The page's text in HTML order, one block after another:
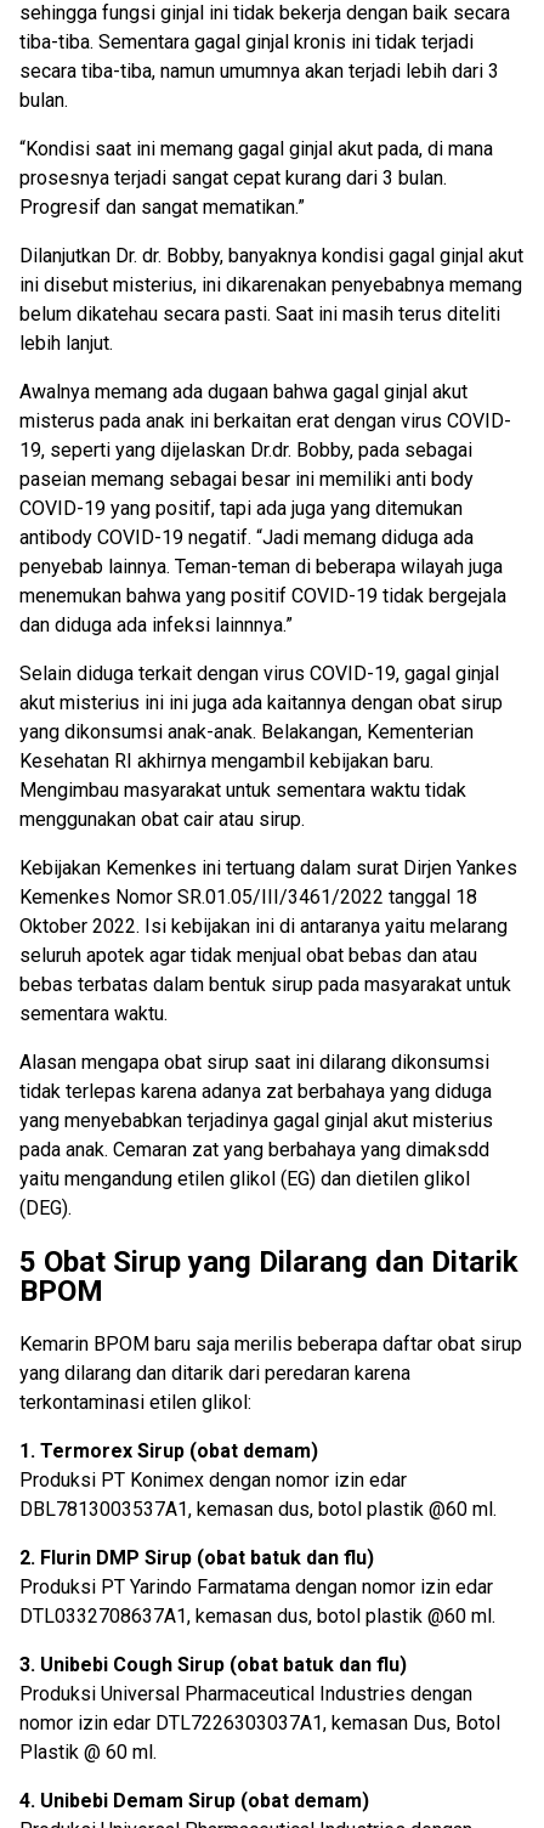
sehingga fungsi ginjal ini tidak bekerja dengan baik secara
tiba-tiba. Sementara gagal ginjal kronis ini tidak terjadi
secara tiba-tiba, namun umumnya akan terjadi lebih dari 3
bulan.
“Kondisi saat ini memang gagal ginjal akut pada, di mana
prosesnya terjadi sangat cepat kurang dari 3 bulan.
Progresif dan sangat mematikan.”
Dilanjutkan Dr. dr. Bobby, banyaknya kondisi gagal ginjal akut
ini disebut misterius, ini dikarenakan penyebabnya memang
belum dikatehau secara pasti. Saat ini masih terus diteliti
lebih lanjut.
Awalnya memang ada dugaan bahwa gagal ginjal akut
misterus pada anak ini berkaitan erat dengan virus COVID-
19, seperti yang dijelaskan Dr.dr. Bobby, pada sebagai
paseian memang sebagai besar ini memiliki anti body
COVID-19 yang positif, tapi ada juga yang ditemukan
antibody COVID-19 negatif. “Jadi memang diduga ada
penyebab lainnya. Teman-teman di beberapa wilayah juga
menemukan bahwa yang positif COVID-19 tidak bergejala
dan diduga ada infeksi lainnnya.”
Selain diduga terkait dengan virus COVID-19, gagal ginjal
akut misterius ini ini juga ada kaitannya dengan obat sirup
yang dikonsumsi anak-anak. Belakangan, Kementerian
Kesehatan RI akhirnya mengambil kebijakan baru.
Mengimbau masyarakat untuk sementara waktu tidak
menggunakan obat cair atau sirup.
Kebijakan Kemenkes ini tertuang dalam surat Dirjen Yankes
Kemenkes Nomor SR.01.05/III/3461/2022 tanggal 18
Oktober 2022. Isi kebijakan ini di antaranya yaitu melarang
seluruh apotek agar tidak menjual obat bebas dan atau
bebas terbatas dalam bentuk sirup pada masyarakat untuk
sementara waktu.
Alasan mengapa obat sirup saat ini dilarang dikonsumsi
tidak terlepas karena adanya zat berbahaya yang diduga
yang menyebabkan terjadinya gagal ginjal akut misterius
pada anak. Cemaran zat yang berbahaya yang dimaksdd
yaitu mengandung etilen glikol (EG) dan dietilen glikol
(DEG).
5 Obat Sirup yang Dilarang dan Ditarik
BPOM
Kemarin BPOM baru saja merilis beberapa daftar obat sirup
yang dilarang dan ditarik dari peredaran karena
terkontaminasi etilen glikol:
1. Termorex Sirup (obat demam)
Produksi PT Konimex dengan nomor izin edar
DBL7813003537A1, kemasan dus, botol plastik @60 ml.
2. Flurin DMP Sirup (obat batuk dan flu)
Produksi PT Yarindo Farmatama dengan nomor izin edar
DTL0332708637A1, kemasan dus, botol plastik @60 ml.
3. Unibebi Cough Sirup (obat batuk dan flu)
Produksi Universal Pharmaceutical Industries dengan
nomor izin edar DTL7226303037A1, kemasan Dus, Botol
Plastik @ 60 ml.
4. Unibebi Demam Sirup (obat demam)